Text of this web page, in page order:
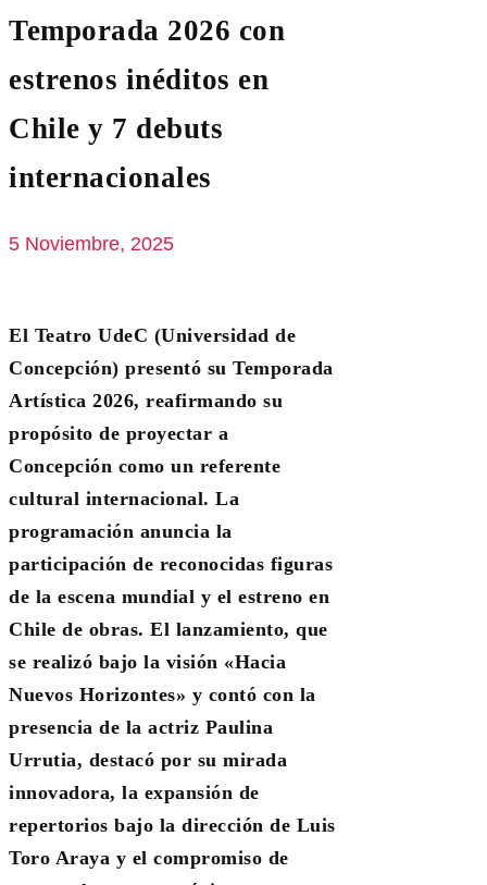
Temporada 2026 con
estrenos inéditos en
Chile y 7 debuts
internacionales
5 Noviembre, 2025
El Teatro UdeC (Universidad de
Concepción) presentó su Temporada
Artística 2026, reafirmando su
propósito de proyectar a
Concepción como un referente
cultural internacional. La
programación anuncia la
participación de reconocidas figuras
de la escena mundial y el estreno en
Chile de obras. El lanzamiento, que
se realizó bajo la visión «Hacia
Nuevos Horizontes» y contó con la
presencia de la actriz Paulina
Urrutia, destacó por su mirada
innovadora, la expansión de
repertorios bajo la dirección de Luis
Toro Araya y el compromiso de